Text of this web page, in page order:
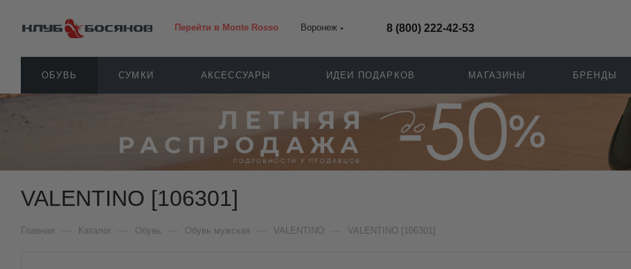
Перейти в Monte Rosso Воронеж 8 (800) 222-42-53
ОБУВЬ СУМКИ АКСЕССУАРЫ ИДЕИ ПОДАРКОВ МАГАЗИНЫ БРЕНДЫ
VALENTINO [106301]
Главная Каталог Обувь Обувь мужская VALENTINO VALENTINO [106301]